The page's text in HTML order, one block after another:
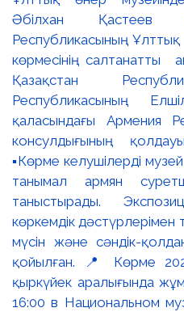
Әбілхан Қастеев
Республикасының
көрмесінің
Қазақстан
Республикасының
қаласындағы Армения
консулдығының
▪️Көрме келушілерді
танымал армян
таныстырады.
көркемдік дәстүрлерімен
мүсін және сәндік-
қойылған. 📍 Көрме
қыркүйек аралығында
16:00 в Национальном